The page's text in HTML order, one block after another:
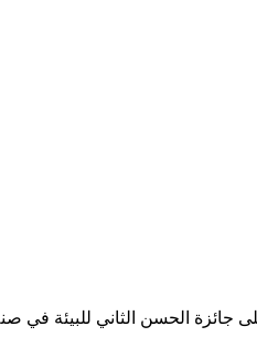
الحسن الثاني للبيئة في